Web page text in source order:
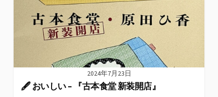
2024年7月23日
🖋 おいしい – 『古本食堂 新装開店』